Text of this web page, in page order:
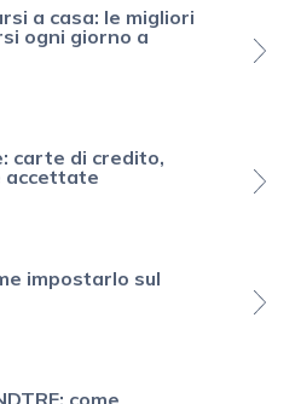
a casa: le migliori
ogni giorno a
carte di credito,
accettate
impostarlo sul